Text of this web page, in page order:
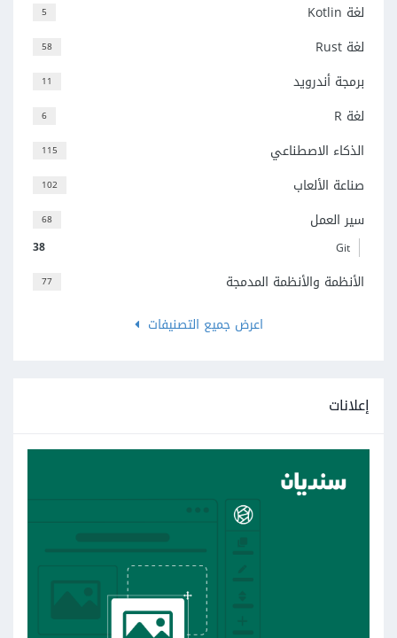
5 لغة Kotlin
58 لغة Rust
11 برمجة أندرويد
6 لغة R
115 الذكاء الاصطناعي
102 صناعة الألعاب
68 سير العمل
38 Git
77
الأنظمة والأنظمة المدمجة
اعرض جميع التصنيفات
إعلانات